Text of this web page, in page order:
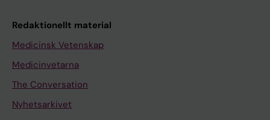
Redaktionellt material
Medicinsk Vetenskap
Medicinvetarna
The Conversation
Nyhetsarkivet